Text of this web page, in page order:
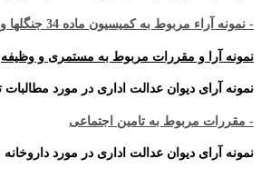
- نمونه آراء مربوط به کمیسیون ماده 34 جنگلها و مراتع
نمونه آرا و مقررات مربوط به مستمری و وظیفه
نمونه آرای دیوان عدالت اداری در مورد مطالبات
- مقررات مربوط به تامین اجتماعی
نمونه آرای دیوان عدالت اداری در مورد داروخانه